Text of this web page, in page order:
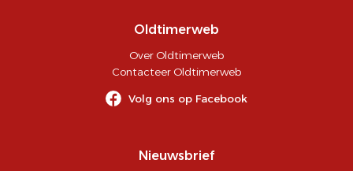
Oldtimerweb
Over Oldtimerweb
Contacteer Oldtimerweb
Volg ons op Facebook
Nieuwsbrief